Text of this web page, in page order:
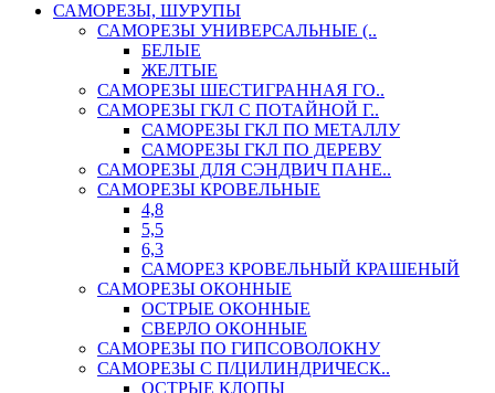
САМОРЕЗЫ, ШУРУПЫ
САМОРЕЗЫ УНИВЕРСАЛЬНЫЕ (..
БЕЛЫЕ
ЖЕЛТЫЕ
САМОРЕЗЫ ШЕСТИГРАННАЯ ГО..
САМОРЕЗЫ ГКЛ С ПОТАЙНОЙ Г..
САМОРЕЗЫ ГКЛ ПО МЕТАЛЛУ
САМОРЕЗЫ ГКЛ ПО ДЕРЕВУ
САМОРЕЗЫ ДЛЯ СЭНДВИЧ ПАНЕ..
САМОРЕЗЫ КРОВЕЛЬНЫЕ
4,8
5,5
6,3
САМОРЕЗ КРОВЕЛЬНЫЙ КРАШЕНЫЙ
САМОРЕЗЫ ОКОННЫЕ
ОСТРЫЕ ОКОННЫЕ
СВЕРЛО ОКОННЫЕ
САМОРЕЗЫ ПО ГИПСОВОЛОКНУ
САМОРЕЗЫ С П/ЦИЛИНДРИЧЕСК..
ОСТРЫЕ КЛОПЫ